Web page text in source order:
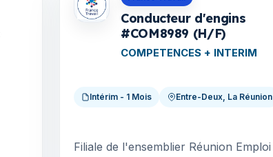
Conducteur d'engins
#COM8989 (H/F)
COMPETENCES + INTERIM
Intérim - 1 Mois Entre-Deux, La Réunion
Filiale de l'ensemblier Réunion Emploi